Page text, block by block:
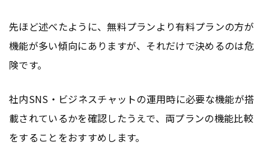
先ほど述べたように、無料プランより有料プランの方が
機能が多い傾向にありますが、それだけで決めるのは危
険です。
社内SNS・ビジネスチャットの運用時に必要な機能が搭
載されているかを確認したうえで、両プランの機能比較
をすることをおすすめします。